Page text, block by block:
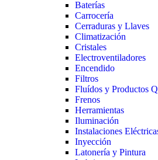
Baterías
Carrocería
Cerraduras y Llaves
Climatización
Cristales
Electroventiladores
Encendido
Filtros
Fluídos y Productos
Frenos
Herramientas
Iluminación
Instalaciones
Inyección
Latonería y Pintura